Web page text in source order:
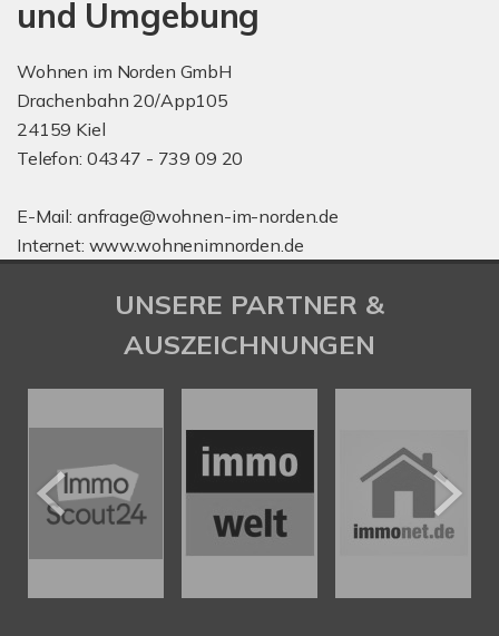
und Umgebung
Wohnen im Norden GmbH
Drachenbahn 20/App105
24159 Kiel
Telefon: 04347 - 739 09 20
E-Mail: anfrage@wohnen-im-norden.de
Internet: www.wohnenimnorden.de
UNSERE PARTNER &
AUSZEICHNUNGEN